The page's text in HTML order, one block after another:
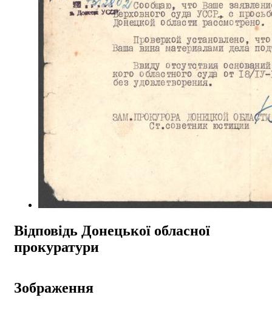
Відповідь Донецької обласної
прокуратури
Зображення